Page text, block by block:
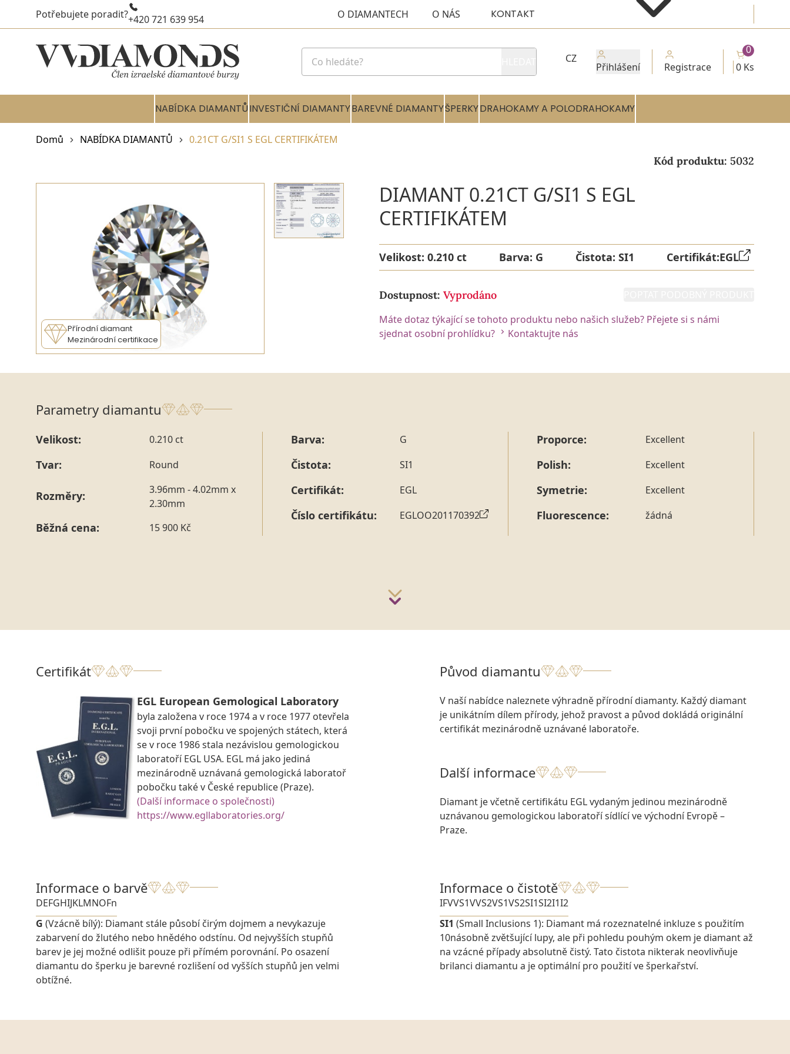
Potřebujete poradit?+420 721 639 954 O DIAMANTECH O NÁS KONTAKT
CZ
Přihlášení Registrace 0 Ks
0
NABÍDKA DIAMANTŮINVESTIČNÍ DIAMANTYBAREVNÉ DIAMANTYŠPERKYDRAHOKAMY A POLODRAHOKAMY
Domů NABÍDKA DIAMANTŮ 0.21CT G/SI1 S EGL CERTIFIKÁTEM
Kód produktu: 5032
Přírodní diamant
Mezinárodní certifikace
DIAMANT 0.21CT G/SI1 S EGL
CERTIFIKÁTEM
Velikost: 0.210 ct Barva: G Čistota: SI1 Certifikát:EGL
Dostupnost: Vyprodáno
Máte dotaz týkající se tohoto produktu nebo našich služeb? Přejete si s námi
sjednat osobní prohlídku?
Kontaktujte nás
Parametry diamantu
Velikost: 0.210 ct
Tvar: Round
Rozměry:
3.96mm - 4.02mm x
2.30mm
Běžná cena: 15 900 Kč
Barva: G
Čistota: SI1
Certifikát: EGL
Číslo certifikátu: EGLOO201170392
Proporce: Excellent
Polish: Excellent
Symetrie: Excellent
Fluorescence: žádná
Certifikát
EGL European Gemological Laboratory
byla založena v roce 1974 a v roce 1977 otevřela
svoji první pobočku ve spojených státech, která
se v roce 1986 stala nezávislou gemologickou
laboratoří EGL USA. EGL má jako jediná
mezinárodně uznávaná gemologická laboratoř
pobočku také v České republice (Praze).
(Další informace o společnosti)
https://www.egllaboratories.org/
Původ diamantu
V naší nabídce naleznete výhradně přírodní diamanty. Každý diamant
je unikátním dílem přírody, jehož pravost a původ dokládá originální
certifikát mezinárodně uznávané laboratoře.
Další informace
Diamant je včetně certifikátu EGL vydaným jedinou mezinárodně
uznávanou gemologickou laboratoří sídlící ve východní Evropě –
Praze.
Informace o barvě
DEFGHIJKLMNOFn
G (Vzácně bílý): Diamant stále působí čirým dojmem a nevykazuje
zabarvení do žlutého nebo hnědého odstínu. Od nejvyšších stupňů
barev je jej možné odlišit pouze při přímém porovnání. Po osazení
diamantu do šperku je barevné rozlišení od vyšších stupňů jen velmi
obtížné.
Informace o čistotě
IFVVS1VVS2VS1VS2SI1SI2I1I2
SI1 (Small Inclusions 1): Diamant má rozeznatelné inkluze s použitím
10násobně zvětšující lupy, ale při pohledu pouhým okem je diamant až
na vzácné případy absolutně čistý. Tato čistota nikterak neovlivňuje
brilanci diamantu a je optimální pro použití ve šperkařství.